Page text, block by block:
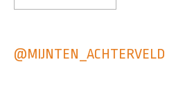
@MIJNTEN_ACHTERVELD